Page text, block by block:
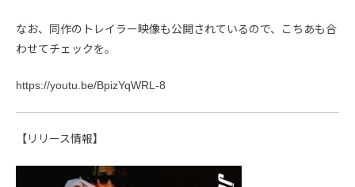
なお、同作のトレイラー映像も公開されているので、こちあも合
わせてチェックを。
https://youtu.be/BpizYqWRL-8
【リリース情報】